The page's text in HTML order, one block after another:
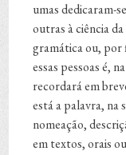
umas dedicaram-
outras à ciência
gramática ou, por
essas pessoas é,
recordará em
está a palavra, na
nomeação,
em textos, orais